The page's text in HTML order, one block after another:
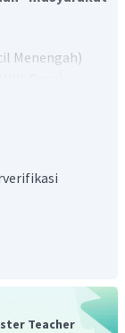
Menengah)
Teacher